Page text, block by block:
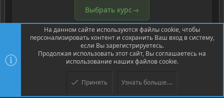
Выбрать курс→
На данном сайте используются файлы cookie, чтобы
персонализировать контент и сохранить Ваш вход в систему,
если Вы зарегистрируетесь.
Продолжая использовать этот сайт, Вы соглашаетесь на
использование наших файлов cookie.
Принять Узнать больше....